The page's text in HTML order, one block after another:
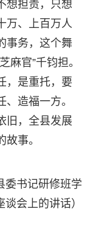
想担责，只想
万、上百万人
事务，这个舞
麻官”千钧担。
，是重托，要
造福一方。
旧，全县发展
事。
委书记研修班学
谈会上的讲话）